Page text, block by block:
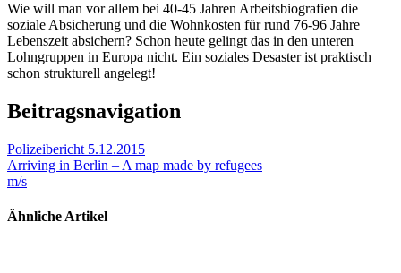
Wie will man vor allem bei 40-45 Jahren Arbeitsbiografien die
soziale Absicherung und die Wohnkosten für rund 76-96 Jahre
Lebenszeit absichern? Schon heute gelingt das in den unteren
Lohngruppen in Europa nicht. Ein soziales Desaster ist praktisch
schon strukturell angelegt!
Beitragsnavigation
Polizeibericht 5.12.2015
Arriving in Berlin – A map made by refugees
m/s
Ähnliche Artikel